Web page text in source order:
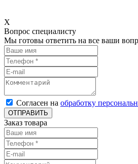
X
Вопрос специалисту
Мы готовы ответить на все ваши
Согласен на обработку
ОТПРАВИТЬ
Заказ товара